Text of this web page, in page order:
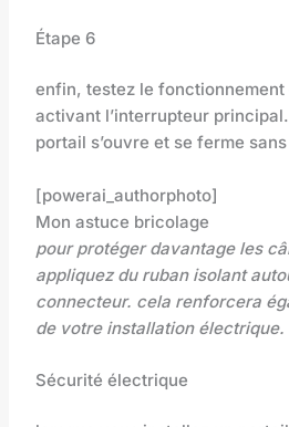
Étape 6
enfin, testez le fonctionnement
activant l’interrupteur
portail s’ouvre et se ferme
[powerai_authorphoto]
Mon astuce bricolage
pour protéger davantage les
appliquez du ruban isolant
connecteur. cela renforcera
de votre installation électrique.
Sécurité électrique